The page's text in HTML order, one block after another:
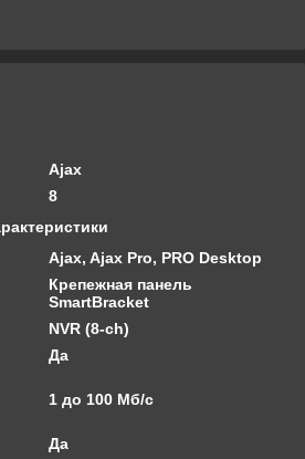
Ajax
8
Ajax, Ajax Pro, PRO Desktop
Крепежная панель
SmartBracket
NVR (8-ch)
Да
1 до 100 Мб/с
Да